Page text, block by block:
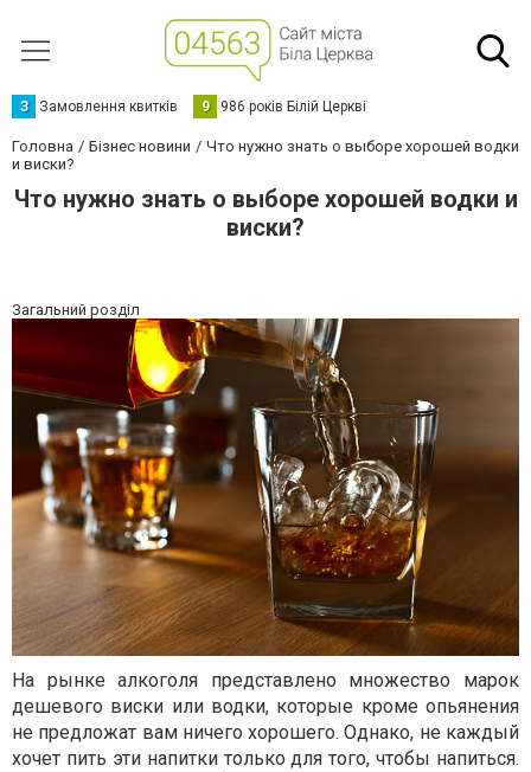
З Замовлення квитків 9 986 років Білій Церкві
Головна Бізнес новини
Что нужно знать о выборе хорошей водки
и виски?
Что нужно знать о выборе хорошей водки и
виски?
Загальний розділ
На рынке алкоголя представлено множество марок
дешевого виски или водки, которые кроме опьянения
не предложат вам ничего хорошего. Однако, не каждый
хочет пить эти напитки только для того, чтобы напиться.